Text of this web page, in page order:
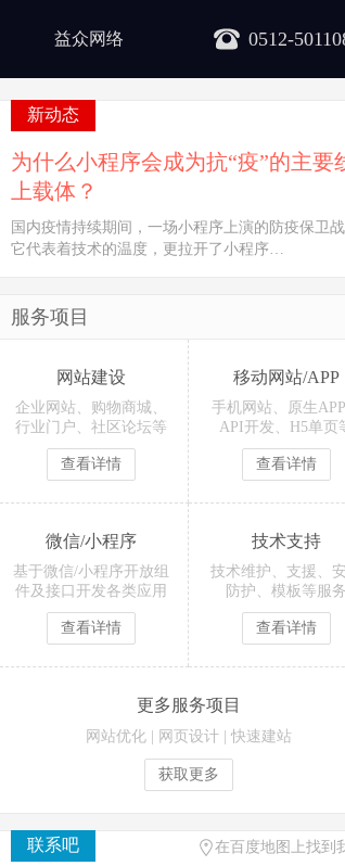
0512-
益众网络
新动态
为什么小程序会成为抗“疫”的主要
上载体？
国内疫情持续期间，一场小程序上演的防疫保卫
它代表着技术的温度，更拉开了小程序…
服务项目
网站建设
企业网站、购物商城、
行业门户、社区论坛等
查看详情
移动网站/APP
手机网站、原生
API开发、H5单页
查看详情
微信/小程序
基于微信/小程序开放组
件及接口开发各类应用
查看详情
技术支持
技术维护、支援、
防护、模板等服
查看详情
更多服务项目
网站优化 网页设计 快速建站
获取更多
联系吧 在百度地图上找到